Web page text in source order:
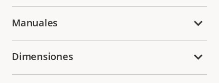
Manuales
Dimensiones